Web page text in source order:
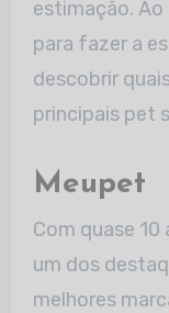
estimação.
para fazer a
descobrir
principais pet
Meupet
Com quase 10
um dos
melhores